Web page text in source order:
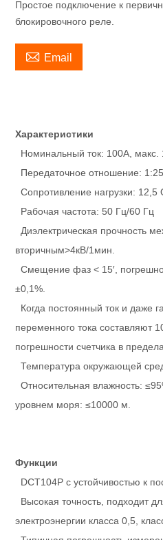
Простое подключение к
блокировочного реле.
 Email
Характеристики
Номинальный ток: 100А, макс.
Передаточное отношение:
Сопротивление нагрузки: 12,5
Рабочая частота: 50 Гц/60 Гц
Диэлектрическая прочность
вторичным>4кВ/1мин.
Смещение фаз < 15′,
±0,1%.
Когда постоянный ток и даже
переменного тока составляют
погрешности счетчика в
Температура окружающей
Относительная влажность:
уровнем моря: ≤10000 м.
Функции
DCT104P с устойчивостью к
Высокая точность, подходит
электроэнергии класса 0,5,